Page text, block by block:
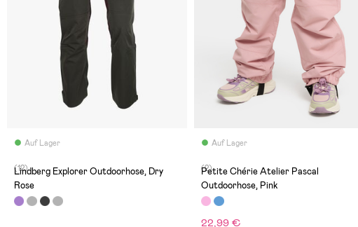
Auf Lager
(12)
Lindberg Explorer Outdoorhose, Dry
Rose
Auf Lager
(2)
Petite Chérie Atelier Pascal
Outdoorhose, Pink
22,99 €